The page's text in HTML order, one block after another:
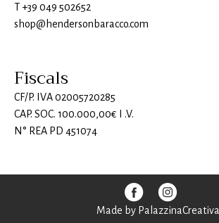
T +39 049 502652
shop@hendersonbaracco.com
Fiscals
CF/P. IVA 02005720285
CAP. SOC. 100.000,00€ I .V.
N° REA PD 451074
Made by PalazzinaCreativa